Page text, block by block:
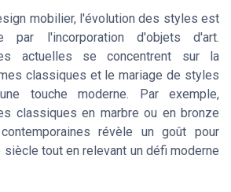
mobilier, l'évolution des styles est
par l'incorporation d'objets d'art.
actuelles se concentrent sur la
classiques et le mariage de styles
touche moderne. Par exemple,
classiques en marbre ou en bronze
révèle un goût pour
tout en relevant un défi moderne